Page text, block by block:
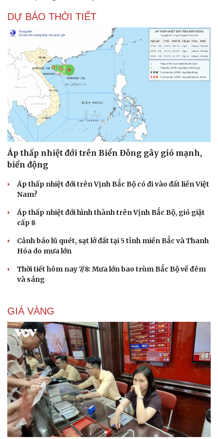
DỰ BÁO THỜI TIẾT
Áp thấp nhiệt đới trên Biển Đông gây gió mạnh,
biển động
Áp thấp nhiệt đới trên Vịnh Bắc Bộ có đi vào đất liền Việt
Nam?
Áp thấp nhiệt đới hình thành trên Vịnh Bắc Bộ, gió giật
cấp 8
Cảnh báo lũ quét, sạt lở đất tại 5 tỉnh miền Bắc và Thanh
Hóa do mưa lớn
Thời tiết hôm nay 7/8: Mưa lớn bao trùm Bắc Bộ về đêm
và sáng
GIÁ VÀNG